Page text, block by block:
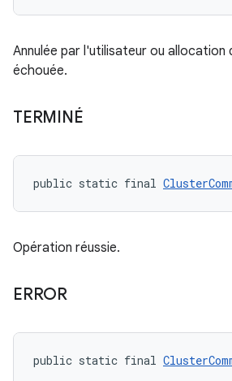
Annulée par l'utilisateur ou allocation
échouée.
TERMINÉ
public static final
Opération réussie.
ERROR
public static final